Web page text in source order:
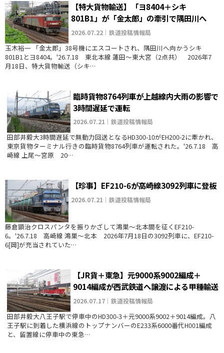
【特大貨物輸送】「ヨ8404＋シキ
801B1」が「金太郎」の牽引で隅田川へ
2026.07.22｜鉄道投稿情報局
玉木裕一 「金太郎」38号機にエスコートされ、隅田川へ向かうシキ
801B1とヨ8404。'26.7.18 東北本線 蓮田～東大宮（2点共） 2026年7
月18日、特大貨物輸送（シキ…
臨時貨物8764列車が上越線内大雨の影響で
3時間遅延で運転
2026.07.21｜鉄道投稿情報局
田部井毅大3時間遅延で無動力回送となるHD300-10がEH200-2に牽かれ、
東京貨物ターミナル行きの臨時貨物8764列車が運転された。'26.7.18 高
崎線 上尾～宮原 20…
【珍事】EF210-6が高崎線3092列車に登板
2026.07.21｜鉄道投稿情報局
藤倉顕治クロスパンタを振りかざして鴻巣～北本間を征くEF210-
6。'26.7.18 高崎線 鴻巣～北本 2026年7月18日の3092列車に、EF210-
6[岡]が充当されていた…
【JR貨＋東急】元9000系9002編成＋
9014編成が西武鉄道へ譲渡による甲種輸送
2026.07.17｜鉄道投稿情報局
田部井毅大八王子駅で停車中のHD300-3＋元9000系9002＋9014編成。八
王子駅に到着した横浜線のトップナンバーのE233系6000番代H001編成
と、留置線に停車中の東急…